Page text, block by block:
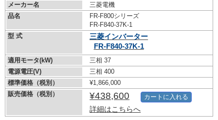
メーカー名
三菱電機
品名
FR-F800シリーズ
FR-F840-37K-1
型 式
三菱インバーター
FR-F840-37K-1
適用モータ(kW)
三相 37
電源電圧(V)
三相 400
標準価格（税別）
¥1,866,000
販売価格（税別）
¥438,600
詳細はこちらへ
カートに入れる